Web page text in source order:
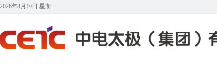
2026年8月10日 星期一